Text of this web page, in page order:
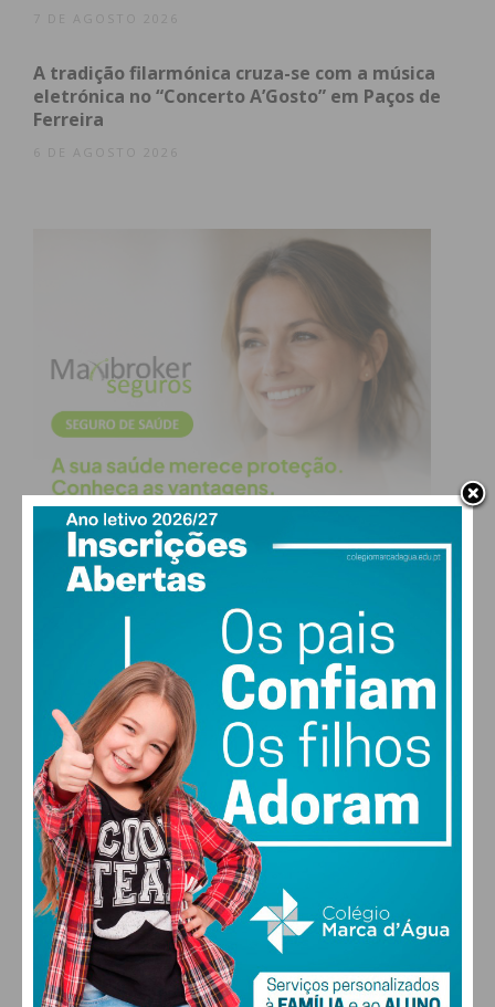
7 DE AGOSTO 2026
A tradição filarmónica cruza-se com a música
eletrónica no “Concerto A’Gosto” em Paços de
Ferreira
6 DE AGOSTO 2026